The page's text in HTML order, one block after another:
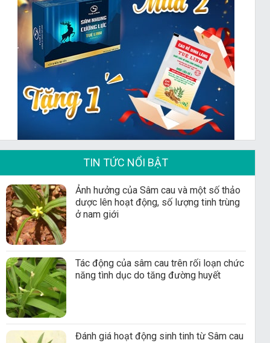
TIN TỨC NỔI BẬT
Ảnh hưởng của Sâm cau và một số thảo
dược lên hoạt động, số lượng tinh trùng
ở nam giới
Tác động của sâm cau trên rối loạn chức
năng tình dục do tăng đường huyết
Đánh giá hoạt động sinh tinh từ Sâm cau